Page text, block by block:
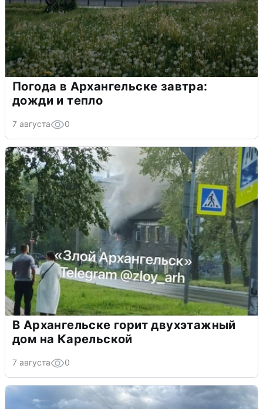
Погода в Архангельске завтра:
дожди и тепло
7 августа 0
В Архангельске горит двухэтажный
дом на Карельской
7 августа 0